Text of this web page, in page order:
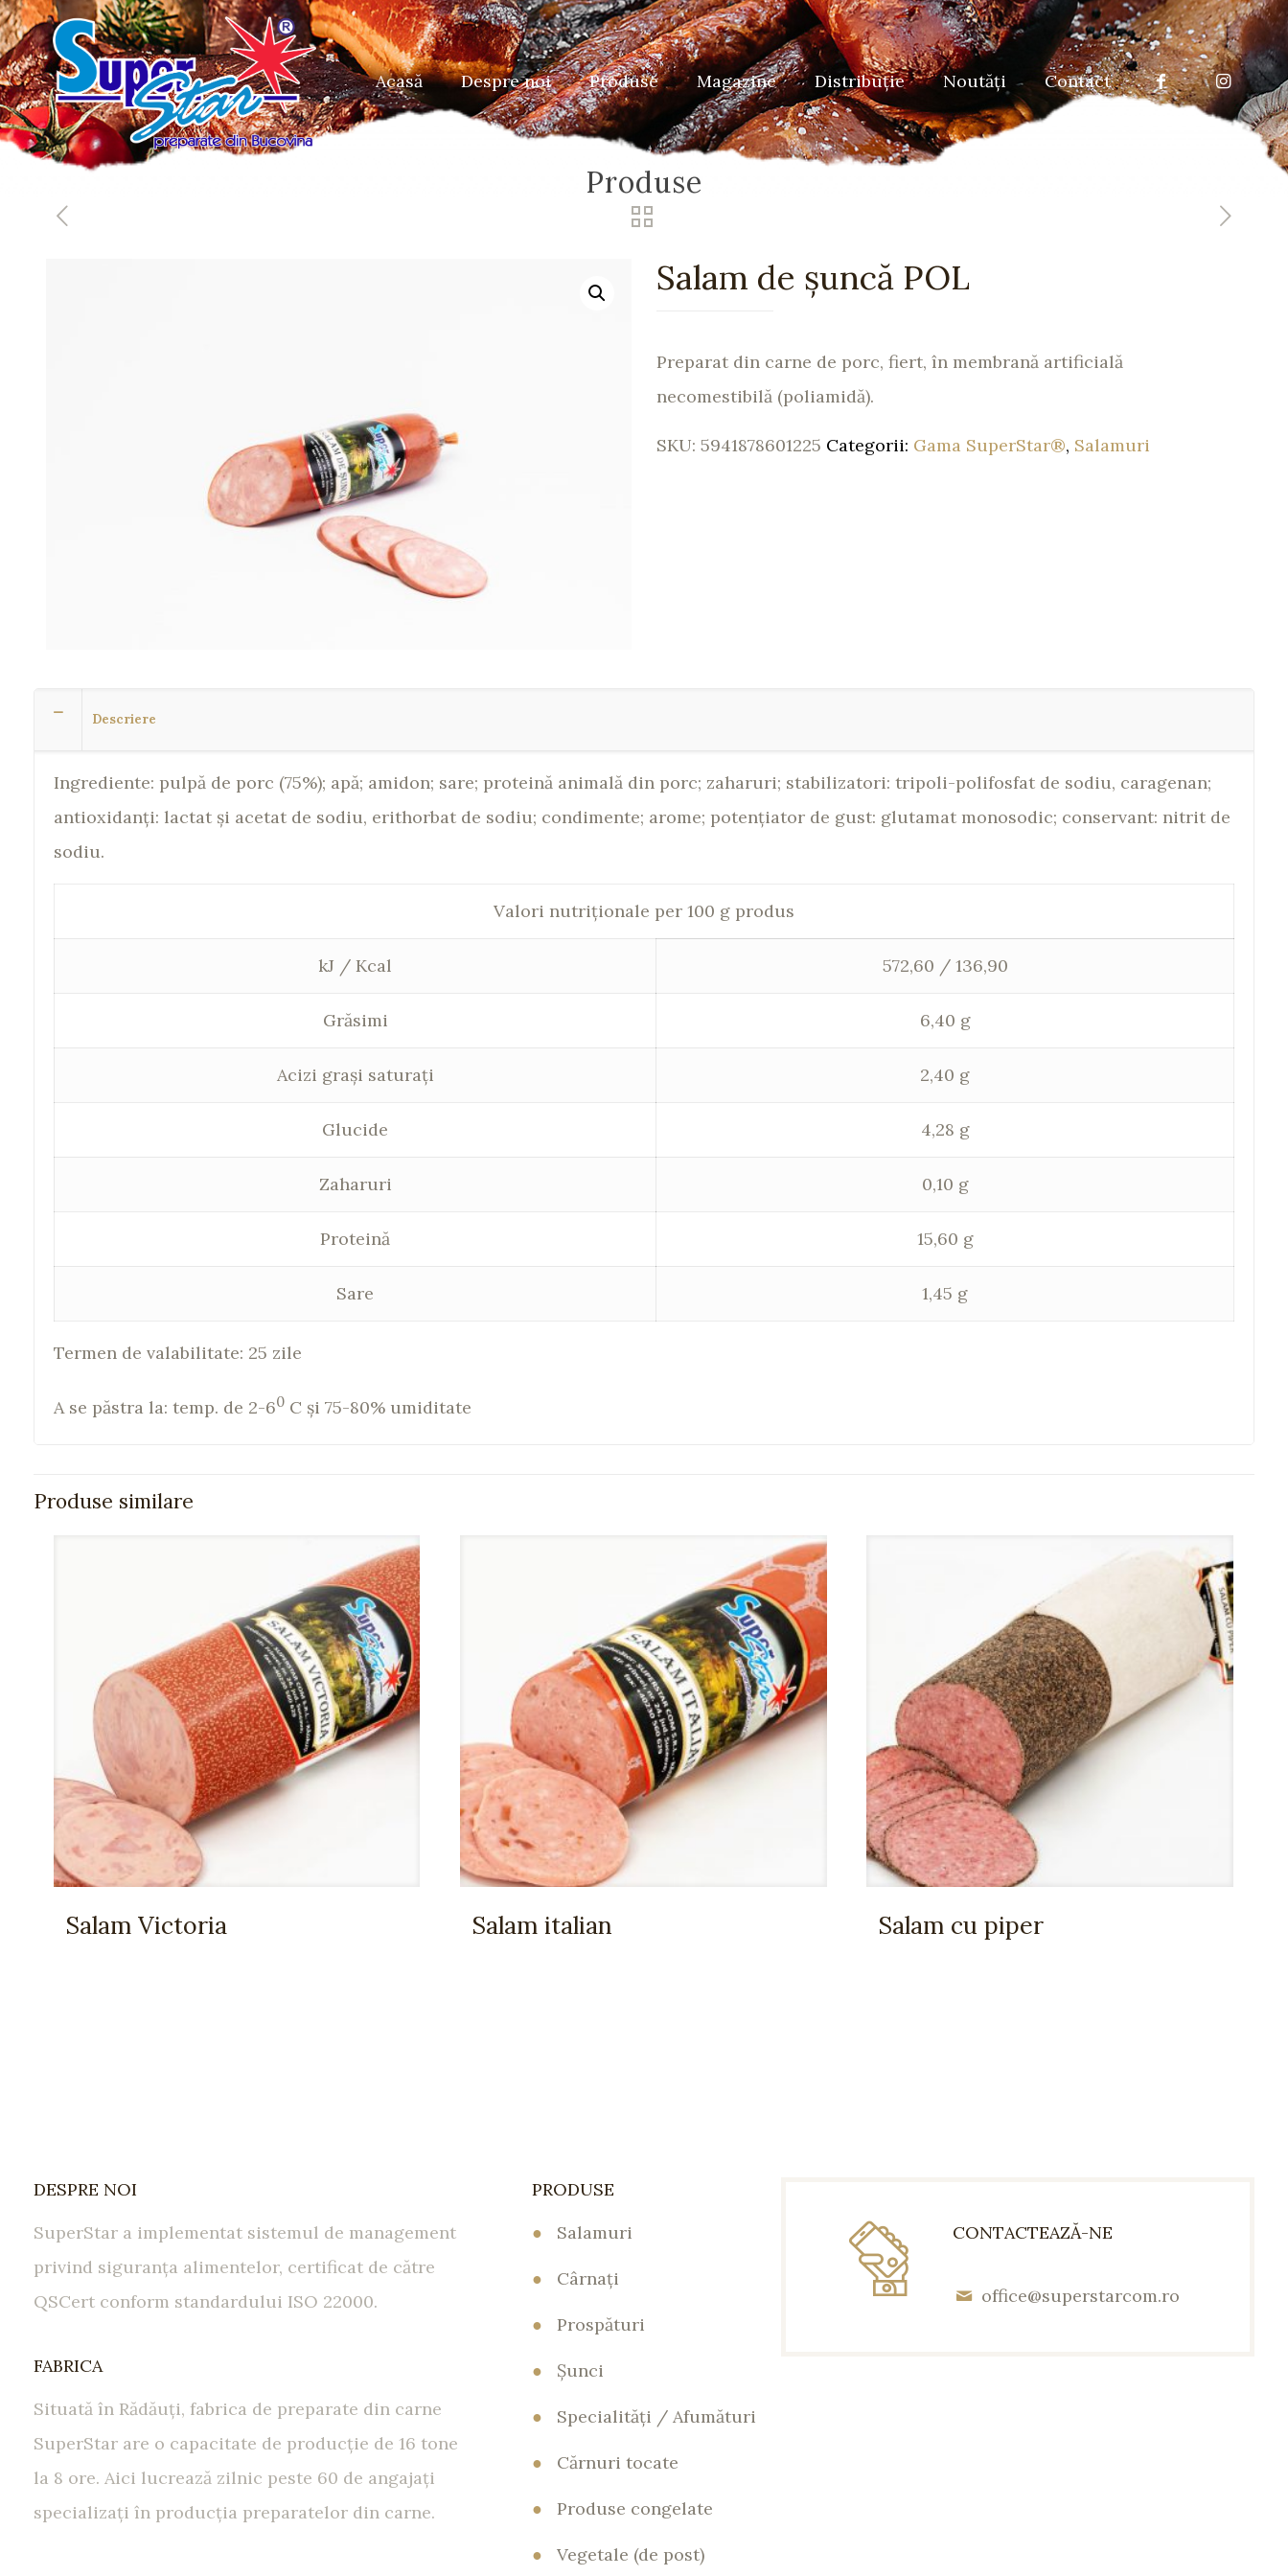
Acasă Despre noi Produse Magazine Distribuţie Noutăţi Contact
Produse
Salam de șuncă POL
Preparat din carne de porc, fiert, în membrană artificială
necomestibilă (poliamidă).
SKU: 5941878601225 Categorii: Gama SuperStar®, Salamuri
Descriere
Ingrediente: pulpă de porc (75%); apă; amidon; sare; proteină animală din porc; zaharuri; stabilizatori: tripoli-polifosfat de sodiu, caragenan;
antioxidanţi: lactat şi acetat de sodiu, erithorbat de sodiu; condimente; arome; potenţiator de gust: glutamat monosodic; conservant: nitrit de
sodiu.
Valori nutriționale per 100 g produs
kJ / Kcal 572,60 / 136,90
Grăsimi 6,40 g
Acizi grași saturați 2,40 g
Glucide 4,28 g
Zaharuri 0,10 g
Proteină 15,60 g
Sare 1,45 g
Termen de valabilitate: 25 zile
A se păstra la: temp. de 2-60 C şi 75-80% umiditate
Produse similare
Salam Victoria Salam italian Salam cu piper
DESPRE NOI
SuperStar a implementat sistemul de management
privind siguranţa alimentelor, certificat de către
QSCert conform standardului ISO 22000.
FABRICA
Situată în Rădăuţi, fabrica de preparate din carne
SuperStar are o capacitate de producţie de 16 tone
la 8 ore. Aici lucrează zilnic peste 60 de angajaţi
specializaţi în producţia preparatelor din carne.
PRODUSE
●
Salamuri
● Cârnaţi
● Prospături
● Şunci
● Specialităţi / Afumături
● Cărnuri tocate
● Produse congelate
● Vegetale (de post)
CONTACTEAZĂ-NE
office@superstarcom.ro